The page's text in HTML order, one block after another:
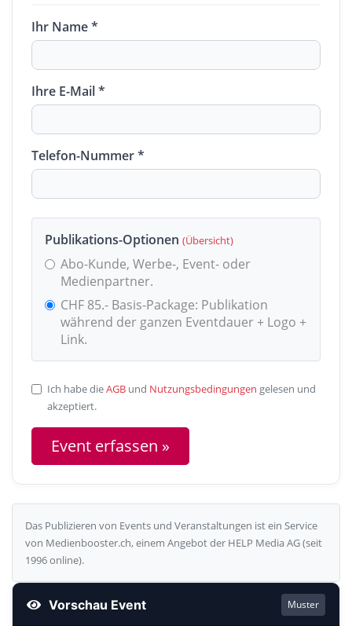
Ihr Name *
Ihre E-Mail *
Telefon-Nummer *
Publikations-Optionen (Übersicht)
Abo-Kunde, Werbe-, Event- oder
Medienpartner.
CHF 85.- Basis-Package: Publikation
während der ganzen Eventdauer + Logo +
Link.
Ich habe dieAGB und Nutzungsbedingungen gelesen und
akzeptiert.
Das Publizieren von Events und Veranstaltungen ist ein Service
von Medienbooster.ch, einem Angebot der HELP Media AG (seit
1996 online).
Vorschau Event Muster